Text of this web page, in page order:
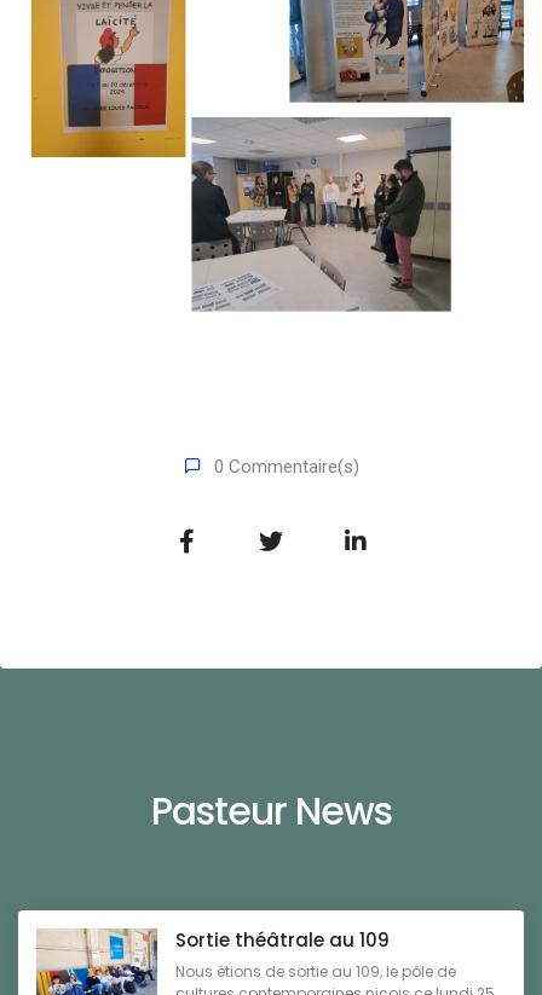
0 Commentaire(s)
Pasteur News
Sortie théâtrale au 109
Nous étions de sortie au 109, le pôle de